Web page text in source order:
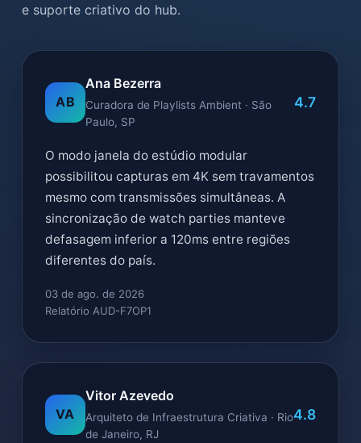
e suporte criativo do hub.
AB
Ana Bezerra
Curadora de Playlists Ambient · São
Paulo, SP
4.7
O modo janela do estúdio modular
possibilitou capturas em 4K sem travamentos
mesmo com transmissões simultâneas. A
sincronização de watch parties manteve
defasagem inferior a 120ms entre regiões
diferentes do país.
03 de ago. de 2026
Relatório AUD-F7OP1
VA
Vitor Azevedo
Arquiteto de Infraestrutura Criativa · Rio
de Janeiro, RJ
4.8